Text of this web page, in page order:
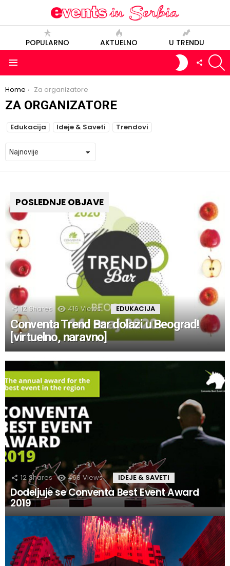
POPULARNO AKTUELNO U TRENDU
SWITCH
SKIN
FOLLOW
US
You are here:
Home Za organizatore
ZA ORGANIZATORE
SUBTERMS
Edukacija Ideje & Saveti Trendovi
POSLEDNJE OBJAVE
12 Shares 416 Views EDUKACIJA
Conventa Trend Bar dolazi u Beograd!
[virtuelno, naravno]
12 Shares 468 Views IDEJE & SAVETI
Dodeljuje se Conventa Best Event Award
2019